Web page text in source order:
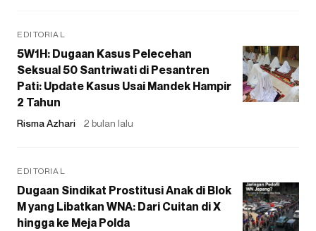
EDITORIAL
5W1H: Dugaan Kasus Pelecehan
Seksual 50 Santriwati di Pesantren
Pati: Update Kasus Usai Mandek Hampir
2 Tahun
Risma Azhari 2 bulan lalu
EDITORIAL
Dugaan Sindikat Prostitusi Anak di Blok
M yang Libatkan WNA: Dari Cuitan di X
hingga ke Meja Polda